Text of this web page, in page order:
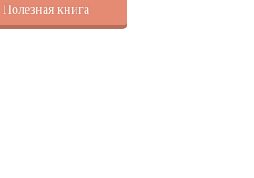
Полезная книга